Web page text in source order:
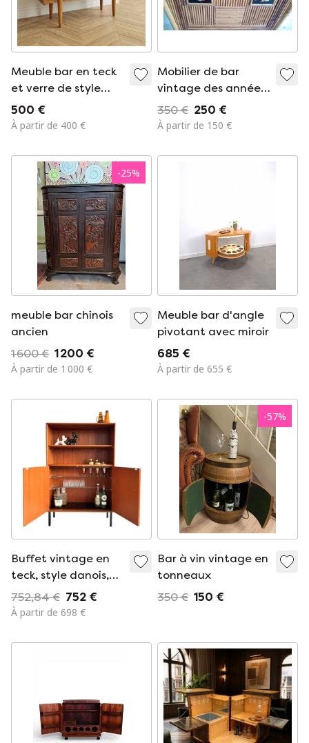
Meuble bar en teck
et verre de style
moderne du milieu
du XXe siècle,
500 €
À partir de 400 €
Mobilier de bar
vintage des années
1960
350 € 250 €
À partir de 150 €
-25%
meuble bar chinois
ancien
1 600 € 1 200 €
À partir de 1 000 €
Meuble bar d'angle
pivotant avec miroir
685 €
À partir de 655 €
Buffet vintage en
teck, style danois,
années 1960
752,84 € 752 €
À partir de 698 €
-57%
Bar à vin vintage en
tonneaux
350 € 150 €